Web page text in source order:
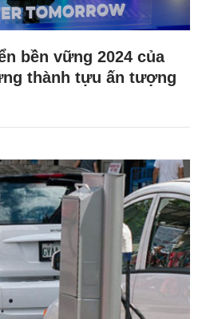
bền vững 2024 của
thành tựu ấn tượng